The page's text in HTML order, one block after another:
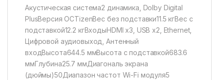
Акустическая система2 динамика, Dolby Digital
PlusВерсия ОСTizenВес без подставки11.5 кгВес с
подставкой12.2 кгВходыHDMI x3, USB x2, Ethernet,
Цифровой аудиовыход, Антенный
входВысота644.5 ммВысота с подставкой683.6
ммГлубина25.7 ммДиагональ экрана
(дюймы)50Диапазон частот Wi-Fi модуля5